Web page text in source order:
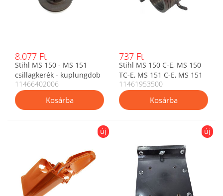
8.077 Ft
Stihl MS 150 - MS 151
csillagkerék - kuplungdob
3/8 Picco 6 fogú
(11466402006)
11466402006
737 Ft
Stihl MS 150 C-E, MS 150
TC-E, MS 151 C-E, MS 151
TC-E indító segédrugó
11461953500
11461953500
új új